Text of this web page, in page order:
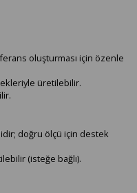
oluşturması için özenle
üretilebilir.
doğru ölçü için destek
(isteğe bağlı).